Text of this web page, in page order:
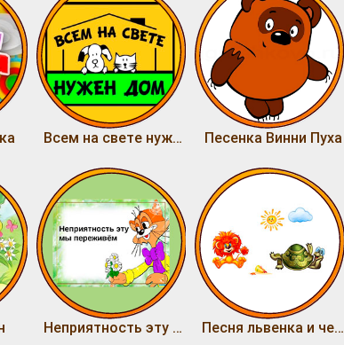
Всем на свете нужен дом Песенка Винни Пуха
Неприятность эту мы переживём Песня львенка и черепахи